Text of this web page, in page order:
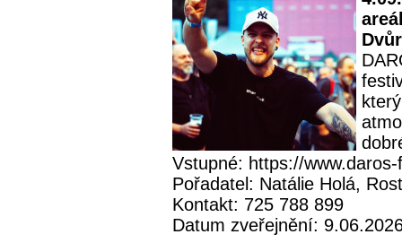
Vstupné: https://
Pořadatel: Natálie Holá,
Kontakt: 725 788 899
Datum zveřejnění: